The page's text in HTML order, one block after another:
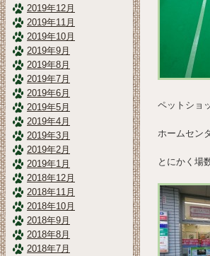
ペットショ
ホームセン
とにかく場
2019年12月
2019年11月
2019年10月
2019年9月
2019年8月
2019年7月
2019年6月
2019年5月
2019年4月
2019年3月
2019年2月
2019年1月
2018年12月
2018年11月
2018年10月
2018年9月
2018年8月
2018年7月